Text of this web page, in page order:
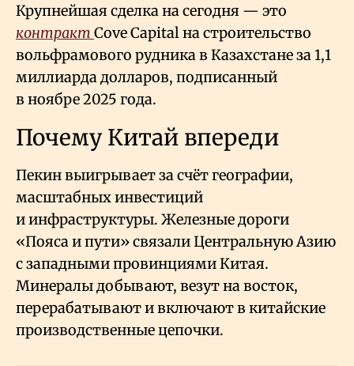
Крупнейшая сделка на сегодня — это
контракт Cove Capital на строительство
вольфрамового рудника в Казахстане за 1,1
миллиарда долларов, подписанный
в ноябре 2025 года.
Почему Китай впереди
Пекин выигрывает за счёт географии,
масштабных инвестиций
и инфраструктуры. Железные дороги
«Пояса и пути» связали Центральную Азию
с западными провинциями Китая.
Минералы добывают, везут на восток,
перерабатывают и включают в китайские
производственные цепочки.